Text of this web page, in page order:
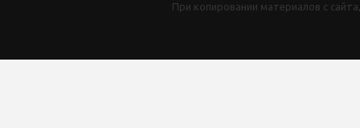
При копировании материалов с